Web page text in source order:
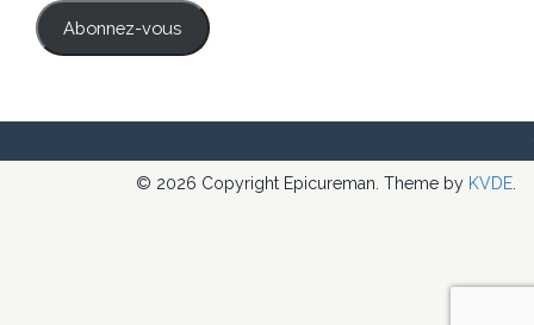
mail
Abonnez-vous
© 2026 Copyright Epicureman. Theme by KVDE.